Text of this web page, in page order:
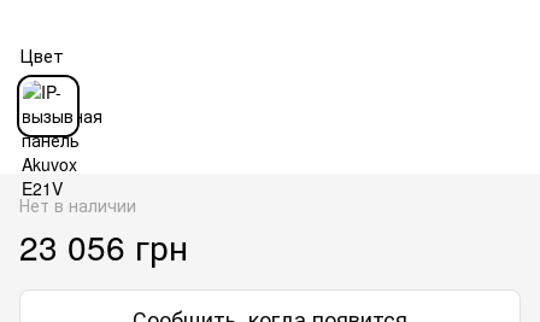
Цвет
Нет в наличии
23 056 грн